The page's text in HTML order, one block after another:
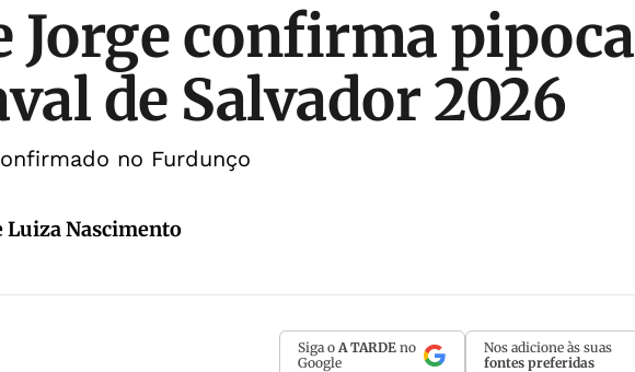
Jorge confirma pipoca
de Salvador 2026
no Furdunço
Luiza Nascimento
Siga o A TARDE no
Google
Nos adicione às suas
fontes preferidas